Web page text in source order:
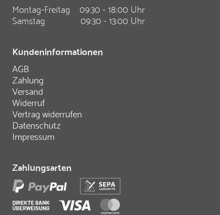
Montag-Freitag
09:30 - 18:00 Uhr
Samstag
09:30 - 13:00 Uhr
Kundeninformationen
AGB
Zahlung
Versand
Widerruf
Vertrag widerrufen
Datenschutz
Impressum
Zahlungsarten